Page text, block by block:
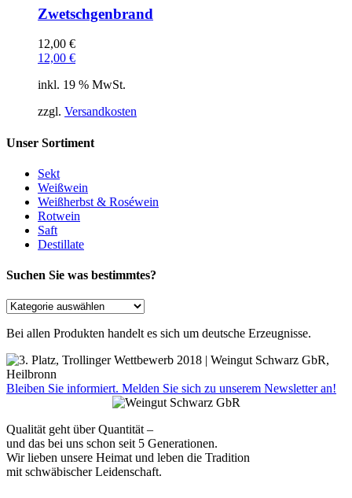
Zwetschgenbrand
12,00 €
12,00 €
inkl. 19 % MwSt.
zzgl. Versandkosten
Unser Sortiment
Sekt
Weißwein
Weißherbst & Roséwein
Rotwein
Saft
Destillate
Suchen Sie was bestimmtes?
Bei allen Produkten handelt es sich um deutsche Erzeugnisse.
Bleiben Sie informiert. Melden Sie sich zu unserem Newsletter an!
Qualität geht über Quantität –
und das bei uns schon seit 5 Generationen.
Wir lieben unsere Heimat und leben die Tradition
mit schwäbischer Leidenschaft.